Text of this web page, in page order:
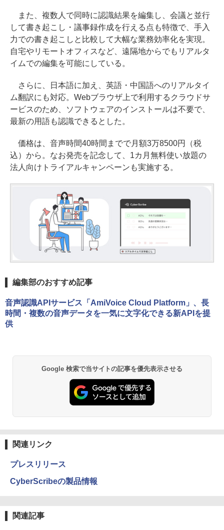
また、複数人で同時に認識結果を編集し、会議と並行
して書き起こし・議事録作成を行える点も特徴で、手入
力での書き起こしと比較して大幅な業務効率化を実現。
自宅やリモートオフィスなど、遠隔地からでもリアルタ
イムでの編集を可能にしている。
さらに、日本語に加え、英語・中国語へのリアルタイ
ム翻訳にも対応。Webブラウザ上で利用するクラウドサ
ービスのため、ソフトウェアのインストールは不要で、
最新の用語も認識できるとした。
価格は、音声時間40時間までで月額3万8500円（税
込）から。なお発売を記念して、1カ月無料使い放題の
法人向けトライアルキャンペーンも実施する。
編集部のおすすめ記事
音声認識APIサービス「AmiVoice Cloud Platform」、長
時間・複数の音声データを一気に文字化できる新APIを提
供
Google 検索で当サイトの記事を優先表示させる
関連リンク
プレスリリース
CyberScribeの製品情報
関連記事